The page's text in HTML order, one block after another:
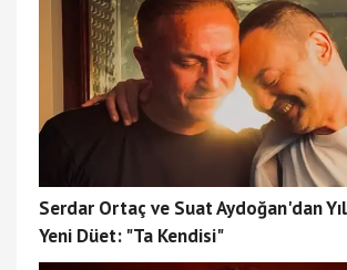
Serdar Ortaç ve Suat Aydoğan'dan
Yeni Düet: "Ta Kendisi"